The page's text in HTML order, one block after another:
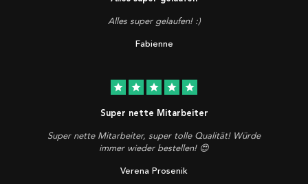
Alles super gelaufen! :)
Fabienne
star star star star star
Super nette Mitarbeiter
Super nette Mitarbeiter, super tolle Qualität! Würde
immer wieder bestellen! 😍
Verena Prosenik